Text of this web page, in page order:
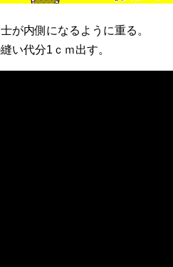
が内側になるように重る。
い代分1ｃｍ出す。